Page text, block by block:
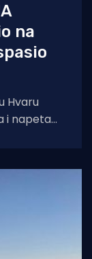
na
Hvaru
i napeta